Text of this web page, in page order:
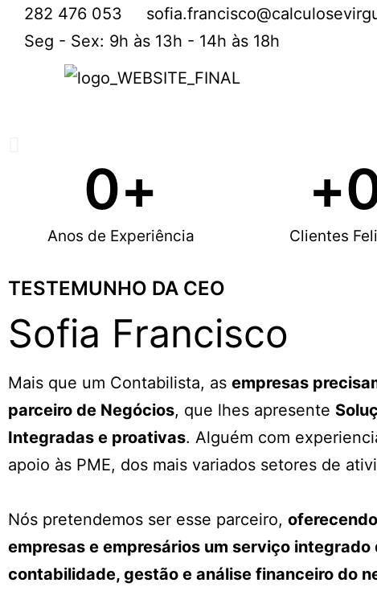
282 476 053
Seg - Sex: 9h às 13h - 14h às 18h
Contabilidade e
Acrescentamos Valor à sua Empresa
Saber mais
Anos de Experiência
0+
Clientes
+
TESTEMUNHO DA CEO
Sofia Francisco
Mais que um Contabilista, as empresas
parceiro de Negócios, que lhes apresente
Integradas e proativas. Alguém com
apoio às PME, dos mais variados setores de
Nós pretendemos ser esse parceiro,
empresas e empresários um serviço integrado
contabilidade, gestão e análise financeiro do